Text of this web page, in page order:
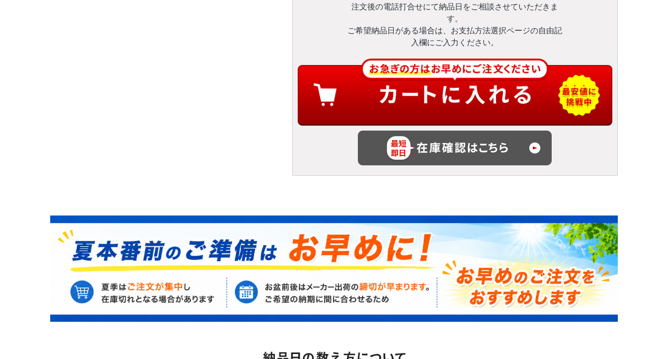
注文後の電話打合せにて納品日をご相談させていただきま
す。
ご希望納品日がある場合は、お支払方法選択ページの自由記
入欄にご入力ください。